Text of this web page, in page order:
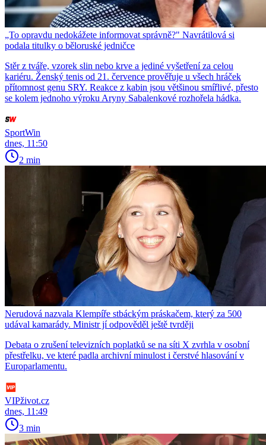
„To opravdu nedokážete informovat správně?" Navrátilová si
podala titulky o běloruské jedničce
Stěr z tváře, vzorek slin nebo krve a jediné vyšetření za celou
kariéru. Ženský tenis od 21. července prověřuje u všech hráček
přítomnost genu SRY. Reakce z kabin jsou většinou smířlivé, přesto
se kolem jednoho výroku Aryny Sabalenkové rozhořela hádka.
SportWin
dnes, 11:50
2 min
Nerudová nazvala Klempíře stbáckým práskačem, který za 500
udával kamarády. Ministr jí odpověděl ještě tvrději
Debata o zrušení televizních poplatků se na síti X zvrhla v osobní
přestřelku, ve které padla archivní minulost i čerstvé hlasování v
Europarlamentu.
VIPživot.cz
dnes, 11:49
3 min